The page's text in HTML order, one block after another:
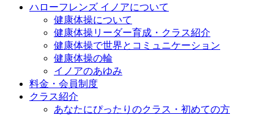
ハローフレンズ イノアについて
健康体操について
健康体操リーダー育成・クラス紹介
健康体操で世界とコミュニケーション
健康体操の輪
イノアのあゆみ
料金・会員制度
クラス紹介
あなたにぴったりのクラス・初めての方